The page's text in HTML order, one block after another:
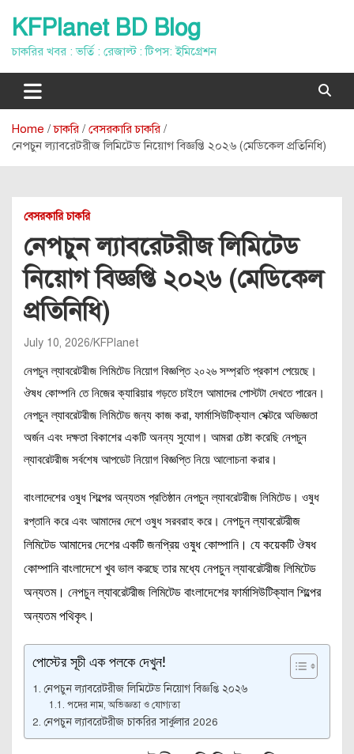
content
KFPlanet BD Blog
চাকরির খবর : ভর্তি : রেজাল্ট : টিপস: ইমিগ্রেশন
Home চাকরি
বেসরকারি চাকরি
নেপচুন ল্যাবরেটরীজ লিমিটেড নিয়োগ বিজ্ঞপ্তি ২০২৬ (মেডিকেল প্রতিনিধি)
বেসরকারি চাকরি
নেপচুন ল্যাবরেটরীজ লিমিটেড
নিয়োগ বিজ্ঞপ্তি ২০২৬ (মেডিকেল
প্রতিনিধি)
July 10, 2026 KFPlanet
নেপচুন ল্যাবরেটরীজ লিমিটেড নিয়োগ বিজ্ঞপ্তি ২০২৬ সম্প্রতি প্রকাশ পেয়েছে।
ঔষধ কোম্পনি তে নিজের ক্যারিয়ার গড়তে চাইলে আমাদের পোস্টটা দেখতে পারেন।
নেপচুন ল্যাবরেটরীজ লিমিটেড জন্য কাজ করা, ফার্মাসিউটিক্যাল সেক্টরে অভিজ্ঞতা
অর্জন এবং দক্ষতা বিকাশের একটি অনন্য সুযোগ। আমরা চেষ্টা করেছি নেপচুন
ল্যাবরেটরীজ সর্বশেষ আপডেট নিয়োগ বিজ্ঞপ্তি নিয়ে আলোচনা করার।
বাংলাদেশের ওষুধ শিল্পের অন্যতম প্রতিষ্ঠান নেপচুন ল্যাবরেটরীজ লিমিটেড। ওষুধ
রপ্তানি করে এবং আমাদের দেশে ওষুধ সরবরাহ করে। নেপচুন ল্যাবরেটরীজ
লিমিটেড আমাদের দেশের একটি জনপ্রিয় ওষুধ কোম্পানি। যে কয়েকটি ঔষধ
কোম্পানি বাংলাদেশে খুব ভাল করছে তার মধ্যে নেপচুন ল্যাবরেটরীজ লিমিটেড
অন্যতম। নেপচুন ল্যাবরেটরীজ লিমিটেড বাংলাদেশের ফার্মাসিউটিক্যাল শিল্পের
অন্যতম পথিকৃৎ।
পোস্টের সূচী এক পলকে দেখুন!
নেপচুন ল্যাবরেটরীজ লিমিটেড নিয়োগ বিজ্ঞপ্তি ২০২৬
পদের নাম, অভিজ্ঞতা ও যোগ্যতা
নেপচুন ল্যাবরেটরীজ চাকরির সার্কুলার 2026